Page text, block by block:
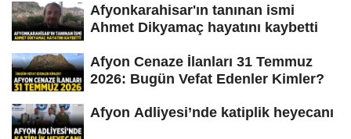
Afyonkarahisar'ın tanınan ismi
Ahmet Dikyamaç hayatını kaybetti
Afyon Cenaze İlanları 31 Temmuz
2026: Bugün Vefat Edenler Kimler?
Afyon Adliyesi’nde katiplik heyecanı